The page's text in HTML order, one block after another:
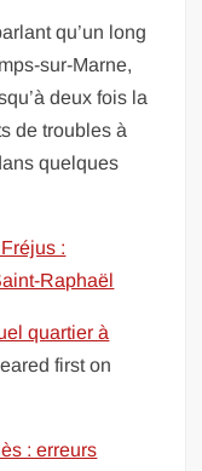
qu’un long
sur-Marne,
deux fois la
de troubles à
quelques
:
Raphaël
quartier à
first on
: erreurs